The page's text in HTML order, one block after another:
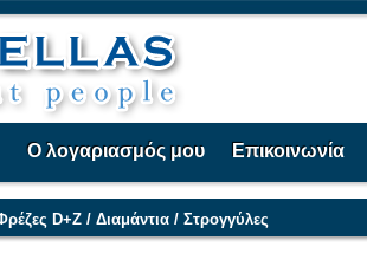
Ο λογαριασμός μου Επικοινωνία
D+Z / Διαμάντια / Στρογγύλες